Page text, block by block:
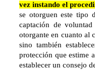
vez instando el
se otorguen este tipo
captación de
otorgante en cuanto al
sino también
protección que estime
establecer un consejo